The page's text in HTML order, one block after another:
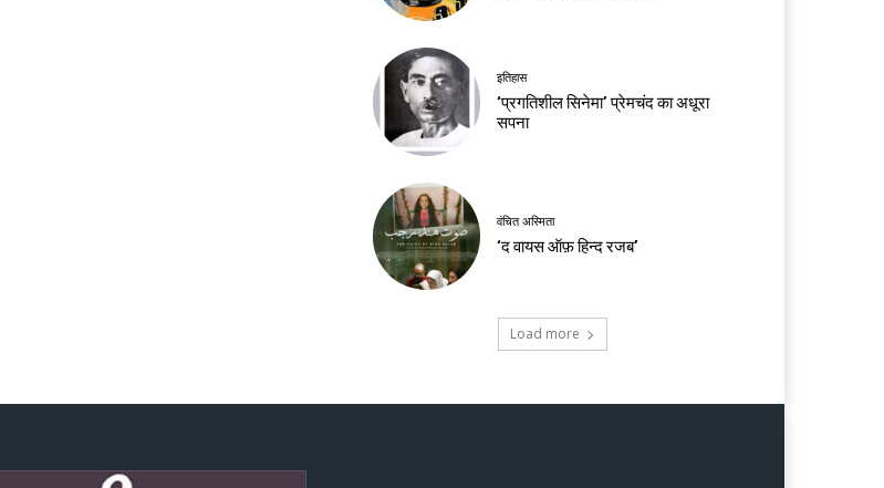
इतिहास
‘प्रगतिशील सिनेमा’ प्रेमचंद का अधूरा
सपना
वंचित अस्मिता
‘द वायस ऑफ़ हिन्द रजब’
Load more